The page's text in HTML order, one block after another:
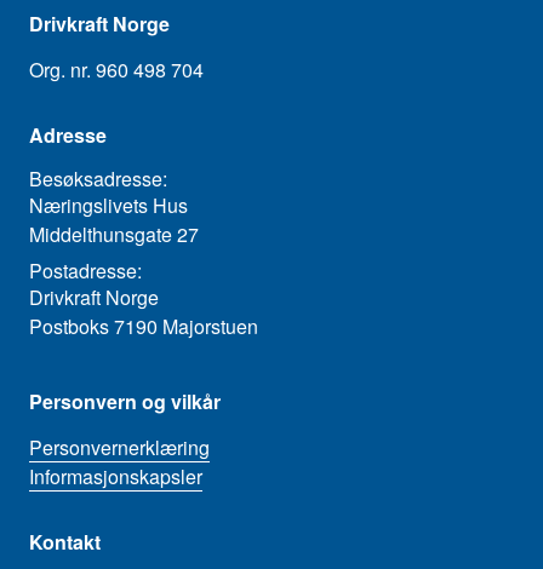
Drivkraft Norge
Org. nr. 960 498 704
Adresse
Besøksadresse:
Næringslivets Hus
Middelthunsgate 27
Postadresse:
Drivkraft Norge
Postboks 7190 Majorstuen
Personvern og vilkår
Personvernerklæring
Informasjonskapsler
Kontakt